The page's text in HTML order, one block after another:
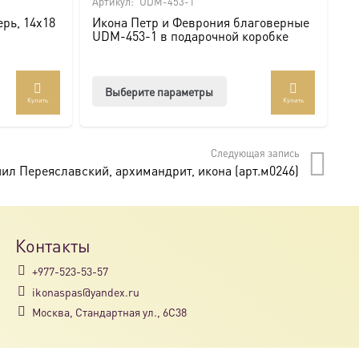
14х18
Купить
Икона Петр и Феврония благоверные
UDM-453-1 в подарочной коробке
Выберите параметры
вариаций.
Опции
Купить
Следующая запись
Переяславский, архимандрит, икона (арт.м0246)
Контакты
+977-523-53-57
ikonaspas@yandex.ru
Москва, Стандартная ул., 6С38